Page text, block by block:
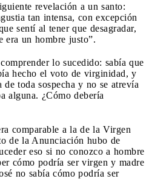
revelación a un santo:
tan intensa, con excepción
sentí al tener que desagradar,
era un hombre justo”.
lo sucedido: sabía que
hecho el voto de virginidad, y
toda sospecha y no se atrevía
alguna. ¿Cómo debería
comparable a la de la Virgen
de la Anunciación hubo de
eso si no conozco a hombre
cómo podría ser virgen y madre
no sabía cómo podría ser